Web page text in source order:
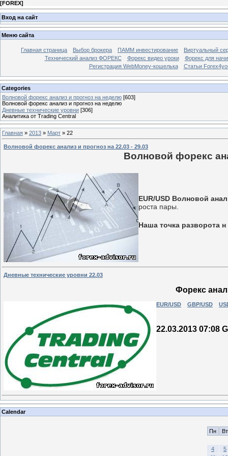
[FOREX]
Вход на сайт
Меню сайта
Главная страница Выбор брокера ПАММ инвестирование
Виртуальный
Технический анализ ФОРЕКС
Форекс видео уроки
Форекс для
Регистрация WebMoney-кошелька
Статьи
Categories
Волновой форекс анализ и прогноз на неделю [603]
Волновой форекс анализ и прогноз на неделю
Дневные технические уровни [306]
Аналитика от Trading Central
Главная » 2013 » Март » 22
Волновой форекс анализ и прогноз на 22.03 - 29.03
Волновой форекс
EUR/USD Волновой
роста пары.
Наша точка разворота н
Дневные технические уровни 22.03
Форекс
EUR/USD GBP/USD
22.03.2013 07:08
Calendar
Пн Вт
4
5